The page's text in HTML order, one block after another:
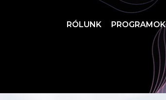
RÓLUNK PROGRAMOK